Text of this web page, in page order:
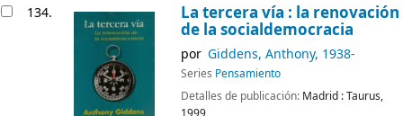
134. La tercera vía : la renovación
de la socialdemocracia
por Giddens, Anthony, 1938-
Series Pensamiento
Detalles de publicación: Madrid :Taurus,